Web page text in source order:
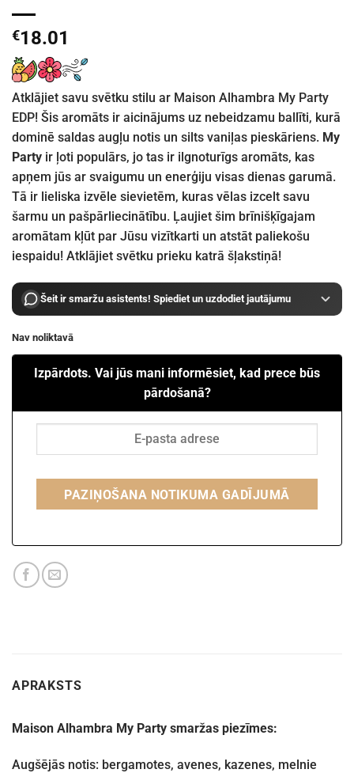
€18.01
Atklājiet savu svētku stilu ar Maison Alhambra My Party
EDP! Šis aromāts ir aicinājums uz nebeidzamu ballīti, kurā
dominē saldas augļu notis un silts vaniļas pieskāriens. My
Party ir ļoti populārs, jo tas ir ilgnoturīgs aromāts, kas
apņem jūs ar svaigumu un enerģiju visas dienas garumā.
Tā ir lieliska izvēle sievietēm, kuras vēlas izcelt savu
šarmu un pašpārliecinātību. Ļaujiet šim brīnišķīgajam
aromātam kļūt par Jūsu vizītkarti un atstāt paliekošu
iespaidu! Atklājiet svētku prieku katrā šļakstiņā!
Šeit ir smaržu asistents! Spiediet un uzdodiet jautājumu
Nav noliktavā
Izpārdots. Vai jūs mani informēsiet, kad prece būs
pārdošanā?
PAZIŅOŠANA NOTIKUMA GADĪJUMĀ
APRAKSTS
Maison Alhambra My Party smaržas piezīmes:
Augšējās notis: bergamotes, avenes, kazenes, melnie